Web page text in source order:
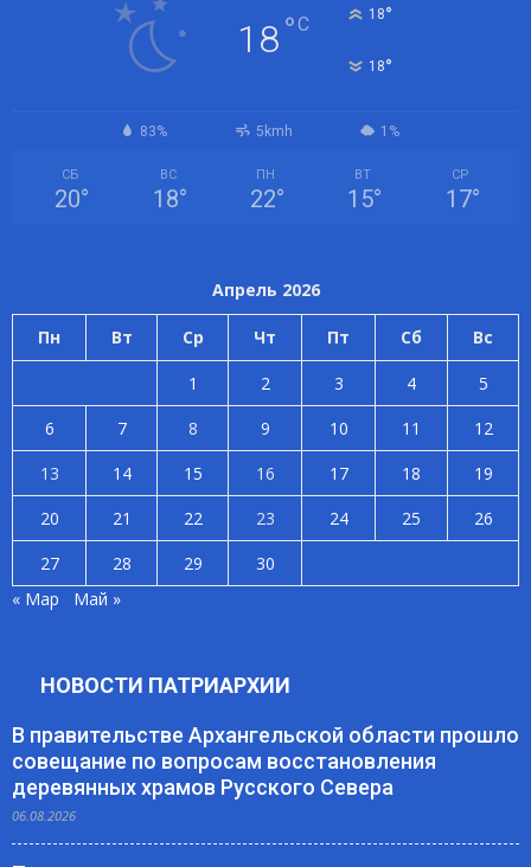
18°C 18°
18°
83% 5kmh 1%
СБ
20°
ВС
18°
ПН
22°
ВТ
15°
СР
17°
Апрель 2026
Пн Вт Ср Чт Пт Сб Вс
1 2 3 4
5
6
7 8 9 10 11
12
13
14 15 16 17 18
19
20
21 22 23 24 25
26
27
28 29
30
« Мар
Май »
НОВОСТИ ПАТРИАРХИИ
В правительстве Архангельской области прошло
совещание по вопросам восстановления
деревянных храмов Русского Севера
06.08.2026